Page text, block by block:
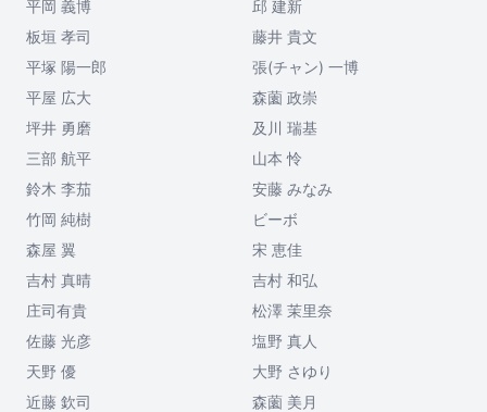
平岡 義博
邱 建新
板垣 孝司
藤井 貴文
平塚 陽一郎
張(チャン) 一博
平屋 広大
森薗 政崇
坪井 勇磨
及川 瑞基
三部 航平
山本 怜
鈴木 李茄
安藤 みなみ
竹岡 純樹
ビーボ
森屋 翼
宋 恵佳
吉村 真晴
吉村 和弘
庄司有貴
松澤 茉里奈
佐藤 光彦
塩野 真人
天野 優
大野 さゆり
近藤 欽司
森薗 美月